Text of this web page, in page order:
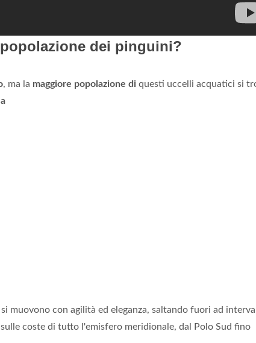
dei pinguini?
, ma la maggiore popolazione di questi uccelli acquatici si
muovono con agilità ed eleganza, saltando fuori ad
coste di tutto l'emisfero meridionale, dal Polo Sud fino